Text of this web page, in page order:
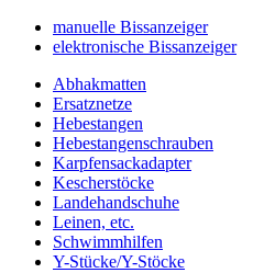
manuelle Bissanzeiger
elektronische Bissanzeiger
Abhakmatten
Ersatznetze
Hebestangen
Hebestangenschrauben
Karpfensackadapter
Kescherstöcke
Landehandschuhe
Leinen, etc.
Schwimmhilfen
Y-Stücke/Y-Stöcke